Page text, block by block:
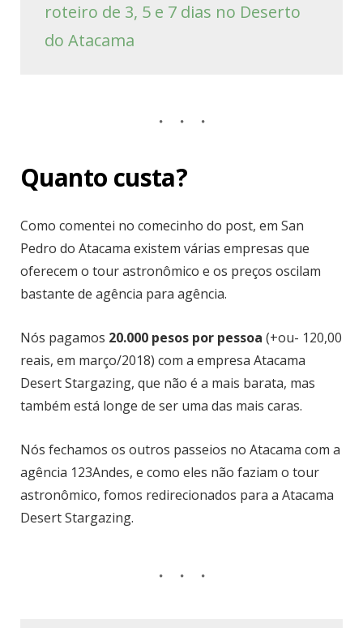
roteiro de 3, 5 e 7 dias no Deserto
do Atacama
Quanto custa?
Como comentei no comecinho do post, em San
Pedro do Atacama existem várias empresas que
oferecem o tour astronômico e os preços oscilam
bastante de agência para agência.
Nós pagamos 20.000 pesos por pessoa (+ou- 120,00
reais, em março/2018) com a empresa Atacama
Desert Stargazing, que não é a mais barata, mas
também está longe de ser uma das mais caras.
Nós fechamos os outros passeios no Atacama com a
agência 123Andes, e como eles não faziam o tour
astronômico, fomos redirecionados para a Atacama
Desert Stargazing.